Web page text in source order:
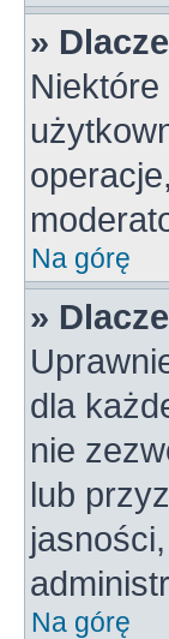
»
Na górę
»
dla
nie
lub
Na górę